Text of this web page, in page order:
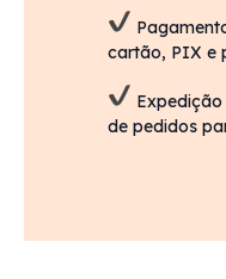
cartão, PIX e
de pedidos